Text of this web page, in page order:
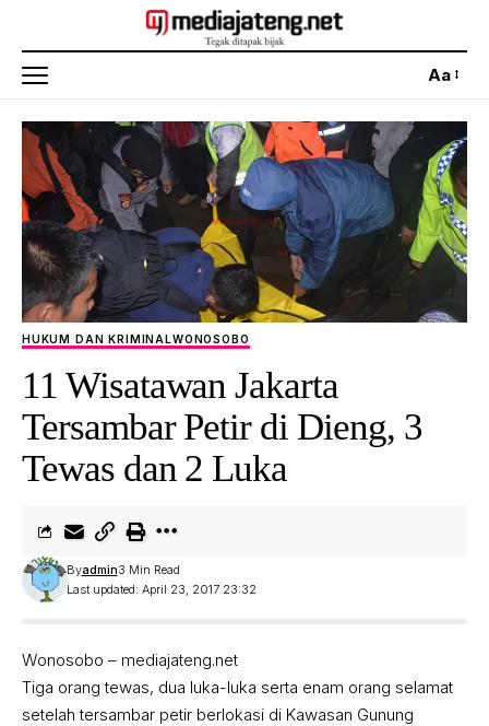
Aa
HUKUM DAN KRIMINALWONOSOBO
11 Wisatawan Jakarta
Tersambar Petir di Dieng, 3
Tewas dan 2 Luka
Last updated: April 23, 2017 23:32
Byadmin3 Min Read
Wonosobo – mediajateng.net
Tiga orang tewas, dua luka-luka serta enam orang selamat
setelah tersambar petir berlokasi di Kawasan Gunung